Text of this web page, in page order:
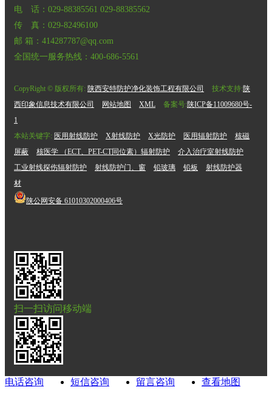
电 话：029-88385561 029-88385562
传 真：029-82496100
邮 箱：414287787@qq.com
全国统一服务热线：400-686-5561
CopyRight © 版权所有: 陕西安特防护净化装饰工程有限公司 技术支持:陕
西印象信息技术有限公司
网站地图 XML 备案号:陕ICP备11009680号-
1
本站关键字: 医用射线防护 X射线防护 X光防护 医用辐射防护
核磁
屏蔽
核医学 （ECT、PET-CT同位素）辐射防护
介入治疗室射线防护
工业射线探伤辐射防护
射线防护门、窗 铅玻璃 铅板
射线防护器
材
陕公网安备 61010302000406号
扫一扫访问移动端
电话咨询 短信咨询 留言咨询 查看地图